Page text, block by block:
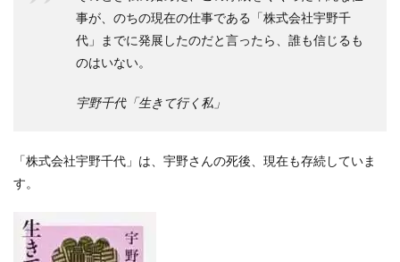
事が、のちの現在の仕事である「株式会社宇野千
代」までに発展したのだと言ったら、誰も信じるも
のはいない。
宇野千代「生きて行く私」
「株式会社宇野千代」は、宇野さんの死後、現在も存続していま
す。